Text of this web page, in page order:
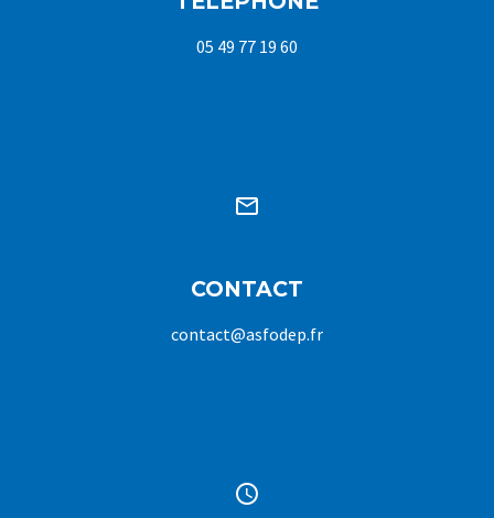
05 49 77 19 60


CONTACT
contact@asfodep.fr

